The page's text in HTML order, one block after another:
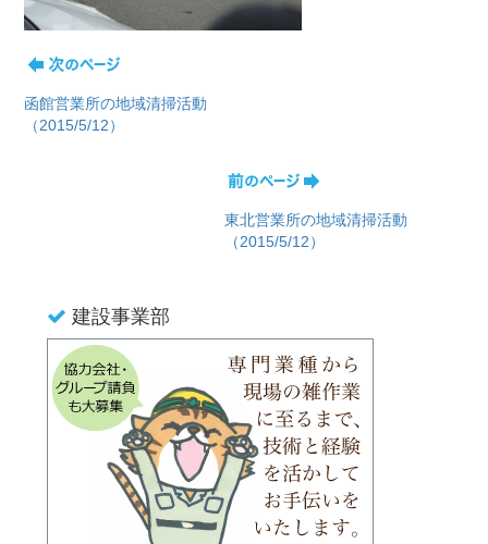
函館営業所の地域清掃活動
（2015/5/12）
東北営業所の地域清掃活動
（2015/5/12）
建設事業部